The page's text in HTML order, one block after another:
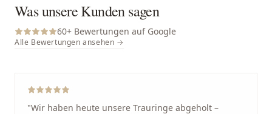
Was unsere Kunden sagen
60+ Bewertungen auf Google
Alle Bewertungen ansehen →
"Wir haben heute unsere Trauringe abgeholt –